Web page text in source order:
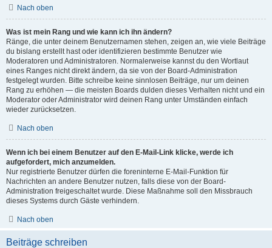
Nach oben
Was ist mein Rang und wie kann ich ihn ändern?
Ränge, die unter deinem Benutzernamen stehen, zeigen an, wie viele Beiträge
du bislang erstellt hast oder identifizieren bestimmte Benutzer wie
Moderatoren und Administratoren. Normalerweise kannst du den Wortlaut
eines Ranges nicht direkt ändern, da sie von der Board-Administration
festgelegt wurden. Bitte schreibe keine sinnlosen Beiträge, nur um deinen
Rang zu erhöhen — die meisten Boards dulden dieses Verhalten nicht und ein
Moderator oder Administrator wird deinen Rang unter Umständen einfach
wieder zurücksetzen.
Nach oben
Wenn ich bei einem Benutzer auf den E-Mail-Link klicke, werde ich
aufgefordert, mich anzumelden.
Nur registrierte Benutzer dürfen die foreninterne E-Mail-Funktion für
Nachrichten an andere Benutzer nutzen, falls diese von der Board-
Administration freigeschaltet wurde. Diese Maßnahme soll den Missbrauch
dieses Systems durch Gäste verhindern.
Nach oben
Beiträge schreiben